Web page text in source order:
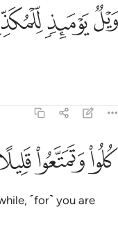
ويل يوميذ للمكذبين ٤٥
وَيْلٌۭ يَوْمَئِذٍۢ لِّلْمُكَذِّبِينَ ٤٥
ﳃﳄ
كلوا وتمتعوا قليلا انكم
كُلُوا۟ وَتَمَتَّعُوا۟ قَلِيلًا إِنَّكُم
ﳇﳈﳉ
˹for˺ you are